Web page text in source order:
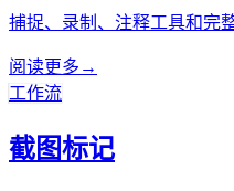
捕捉、录制、注释工具和完
阅读更多 →
工作流
截图标记